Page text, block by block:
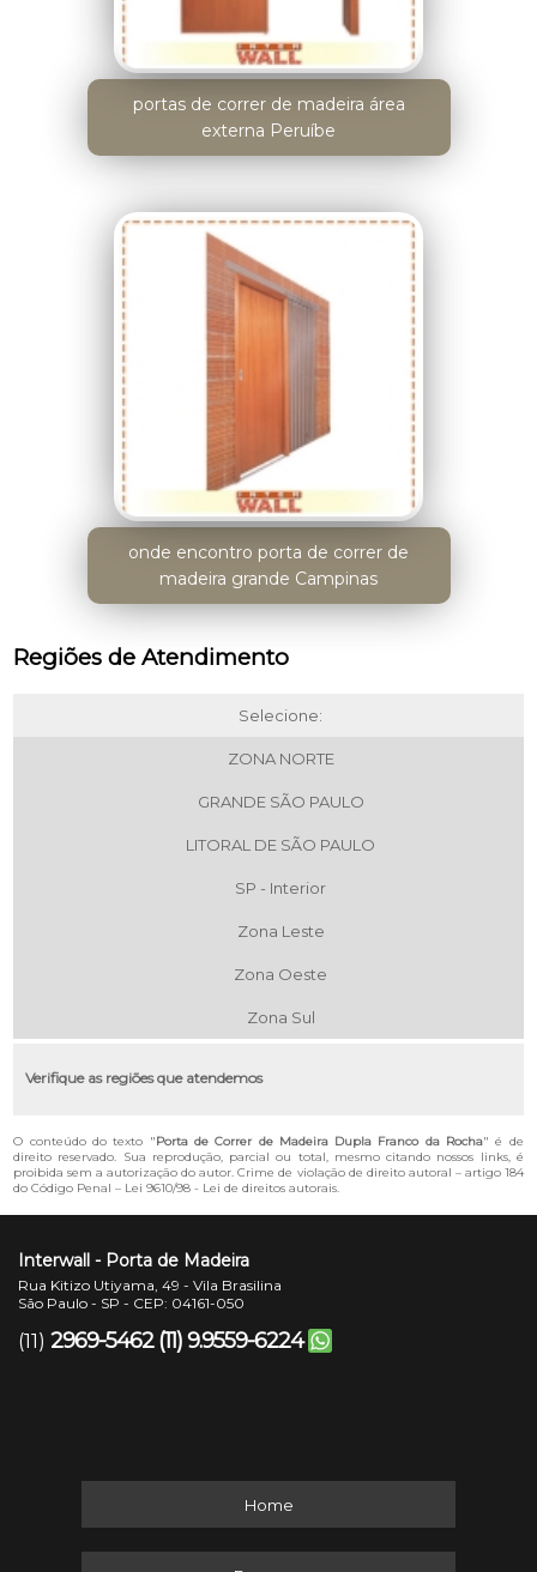
portas de correr de madeira área
externa Peruíbe
onde encontro porta de correr de
madeira grande Campinas
Regiões de Atendimento
Selecione:
ZONA NORTE
GRANDE SÃO PAULO
LITORAL DE SÃO PAULO
SP - Interior
Zona Leste
Zona Oeste
Zona Sul
Verifique as regiões que atendemos
O conteúdo do texto "Porta de Correr de Madeira Dupla Franco da Rocha" é de
direito reservado. Sua reprodução, parcial ou total, mesmo citando nossos links, é
proibida sem a autorização do autor. Crime de violação de direito autoral – artigo 184
do Código Penal – Lei 9610/98 - Lei de direitos autorais.
Interwall - Porta de Madeira
Rua Kitizo Utiyama, 49 - Vila Brasilina
São Paulo - SP - CEP: 04161-050
(11) 2969-5462 (11) 9.9559-6224
Home